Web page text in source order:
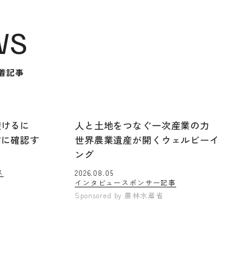
記事
るに
確認す
人と土地をつなぐ一次産業の力
世界農業遺産が開くウェルビーイ
ング
2026.08.05
インタビュースポンサー記事
Sponsored by農林水産省